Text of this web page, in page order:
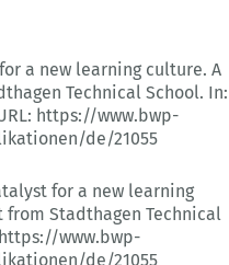
a new learning culture. A
Technical School. In:
https://www.bwp-
de/21055
for a new learning
from Stadthagen Technical
https://www.bwp-
de/21055